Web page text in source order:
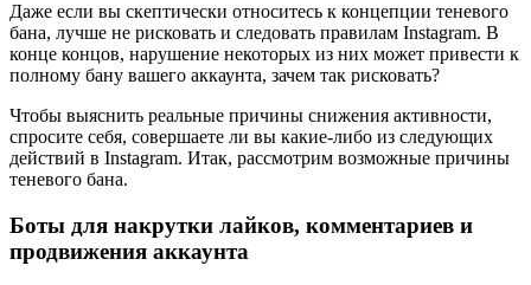
Даже если вы скептически относитесь к концепции теневого
бана, лучше не рисковать и следовать правилам Instagram. В
конце концов, нарушение некоторых из них может привести к
полному бану вашего аккаунта, зачем так рисковать?
Чтобы выяснить реальные причины снижения активности,
спросите себя, совершаете ли вы какие-либо из следующих
действий в Instagram. Итак, рассмотрим возможные причины
теневого бана.
Боты для накрутки лайков, комментариев и
продвижения аккаунта